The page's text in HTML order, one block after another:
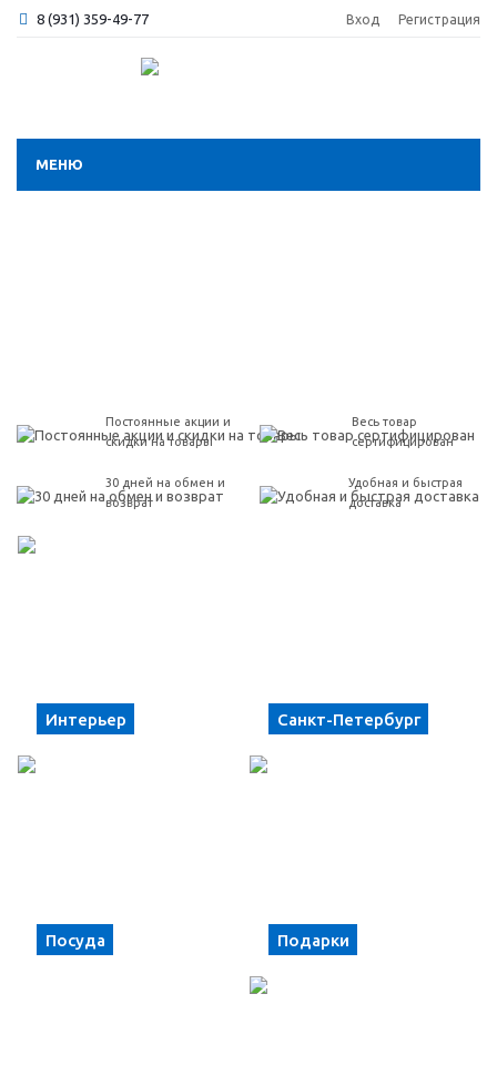
8 (931) 359-49-77 Вход Регистрация
МЕНЮ
Постоянные акции и
скидки на товары
Весь товар
сертифицирован
30 дней на обмен и
возврат
Удобная и быстрая
доставка
Интерьер Санкт-Петербург
Посуда Подарки